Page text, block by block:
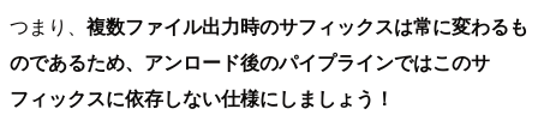
つまり、 複数ファイル出力時のサフィックスは常に変わるも
のであるため、アンロード後のパイプラインではこのサ
フィックスに依存しない仕様にしましょう！